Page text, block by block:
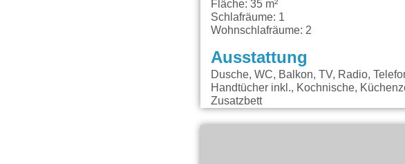
Fläche: 35 m²
Schlafräume: 1
Wohnschlafräume: 2
Ausstattung
Dusche, WC, Balkon, TV, Radio,
Handtücher inkl., Kochnische,
Zusatzbett